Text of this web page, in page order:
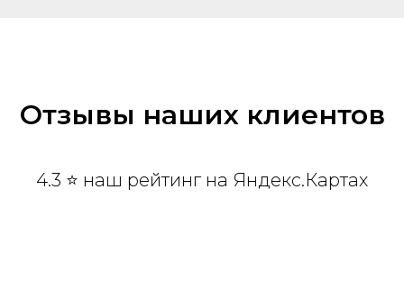
Отзывы наших клиентов
4.3 ⭐ наш рейтинг на Яндекс.Картах